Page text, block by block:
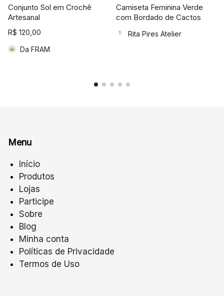
Conjunto Sol em Crochê
Artesanal
R$ 120,00
Da FRAM
Camiseta Feminina Verde
com Bordado de Cactos
Rita Pires Atelier
Menu
Início
Produtos
Lojas
Participe
Sobre
Blog
Minha conta
Políticas de Privacidade
Termos de Uso